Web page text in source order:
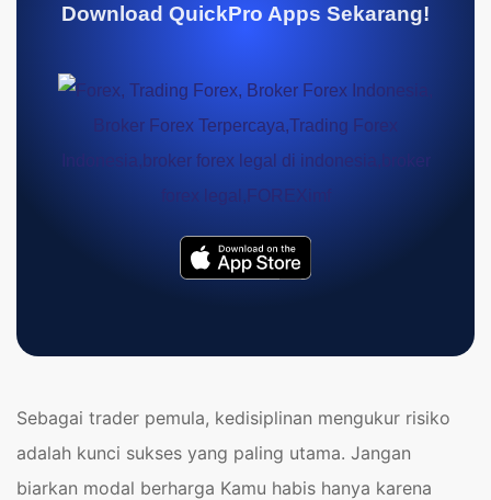
Download QuickPro Apps Sekarang!
Sebagai trader pemula, kedisiplinan mengukur risiko
adalah kunci sukses yang paling utama. Jangan
biarkan modal berharga Kamu habis hanya karena